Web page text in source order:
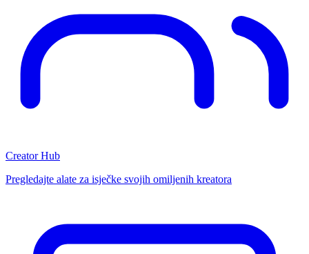
Creator Hub
Pregledajte alate za isječke svojih omiljenih kreatora